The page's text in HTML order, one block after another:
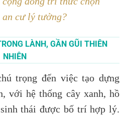
an cư lý tưởng?
LÀNH, GẦN GŨI THIÊN
NHIÊN
trọng đến việc tạo dựng
với hệ thống cây xanh, hồ
thái được bố trí hợp lý.